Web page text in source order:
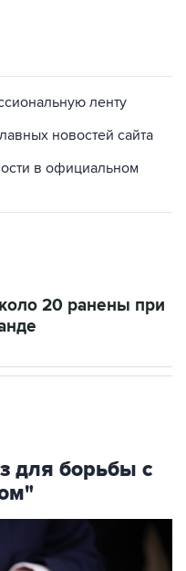
ленту
новостей сайта
в официальном
20 ранены при
для борьбы с